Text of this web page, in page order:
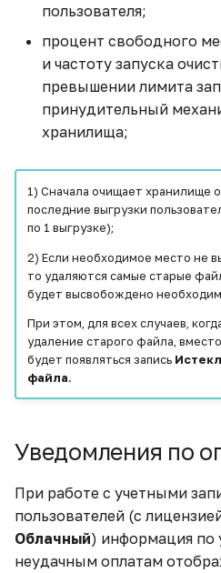
пользователя;
процент свободного
и частоту запуска
превышении лимита
принудительный
хранилища;
1) Сначала очищает хранилище
последние выгрузки
по 1 выгрузке);
2) Если необходимое место не
то удаляются самые старые
будет высвобождено
При этом, для всех случаев,
удаление старого файла,
будет появляться запись
файла.
Уведомления по
При работе с учетными
пользователей (c
Облачный) информация
неудачным оплатам